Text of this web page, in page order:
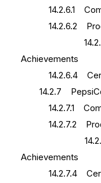
14.2.6.1
14.2.6.2
14.2.6.3
Achievements
14.2.6.4
14.2.7
14.2.7.1
14.2.7.2
14.2.7.3
Achievements
14.2.7.4